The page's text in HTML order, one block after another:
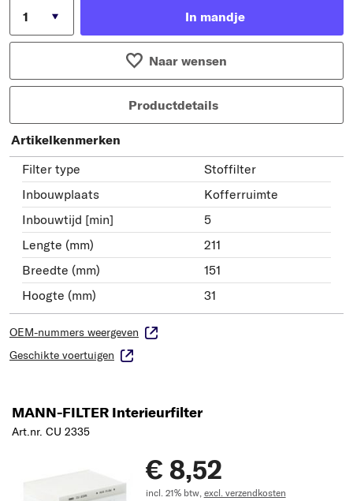
In mandje
Naar wensen
Productdetails
Artikelkenmerken
Filter type
Stoffilter
Inbouwplaats
Kofferruimte
Inbouwtijd [min]
5
Lengte (mm)
211
Breedte (mm)
151
Hoogte (mm)
31
OEM-nummers weergeven
Geschikte voertuigen
MANN-FILTER Interieurfilter
Art.nr. CU 2335
€ 8,52
incl. 21% btw, excl. verzendkosten